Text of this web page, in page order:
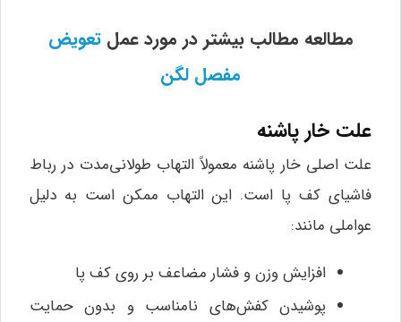
مطالعه مطالب بیشتر در مورد عملتعویض
مفصل لگن
علت خار پاشنه
علت اصلی خار پاشنه معمولاً التهاب طولانی‌مدت در رباط
فاشیای کف پا است. این التهاب ممکن است به دلیل
عواملی مانند:
افزایش وزن و فشار مضاعف بر روی کف پا
پوشیدن کفش‌های نامناسب و بدون حمایت